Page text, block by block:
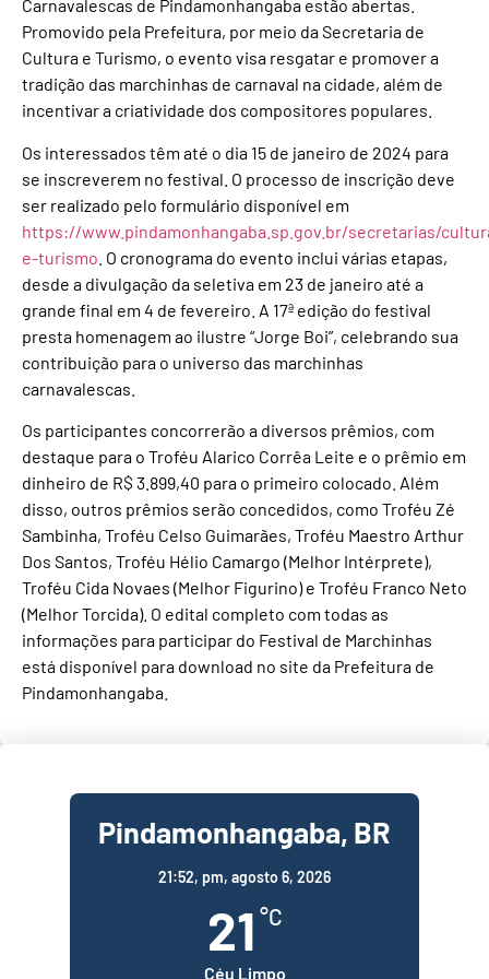
Carnavalescas de Pindamonhangaba estão abertas.
Promovido pela Prefeitura, por meio da Secretaria de
Cultura e Turismo, o evento visa resgatar e promover a
tradição das marchinhas de carnaval na cidade, além de
incentivar a criatividade dos compositores populares.
Os interessados têm até o dia 15 de janeiro de 2024 para
se inscreverem no festival. O processo de inscrição deve
ser realizado pelo formulário disponível em
https://www.pindamonhangaba.sp.gov.br/secretarias/
e-turismo . O cronograma do evento inclui várias etapas,
desde a divulgação da seletiva em 23 de janeiro até a
grande final em 4 de fevereiro. A 17ª edição do festival
presta homenagem ao ilustre “Jorge Boi”, celebrando sua
contribuição para o universo das marchinhas
carnavalescas.
Os participantes concorrerão a diversos prêmios, com
destaque para o Troféu Alarico Corrêa Leite e o prêmio em
dinheiro de R$ 3.899,40 para o primeiro colocado. Além
disso, outros prêmios serão concedidos, como Troféu Zé
Sambinha, Troféu Celso Guimarães, Troféu Maestro Arthur
Dos Santos, Troféu Hélio Camargo (Melhor Intérprete),
Troféu Cida Novaes (Melhor Figurino) e Troféu Franco Neto
(Melhor Torcida). O edital completo com todas as
informações para participar do Festival de Marchinhas
está disponível para download no site da Prefeitura de
Pindamonhangaba.
Pindamonhangaba, BR
21:52, pm, agosto 6, 2026
21 °C
Céu Limpo